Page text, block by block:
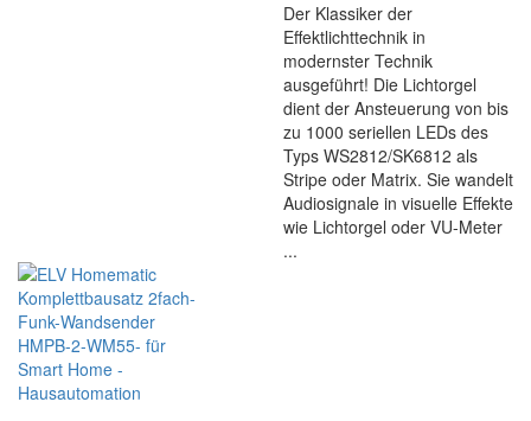
Der Klassiker der
Effektlichttechnik in
modernster Technik
ausgeführt! Die Lichtorgel
dient der Ansteuerung von bis
zu 1000 seriellen LEDs des
Typs WS2812/SK6812 als
Stripe oder Matrix. Sie wandelt
Audiosignale in visuelle Effekte
wie Lichtorgel oder VU-Meter
...